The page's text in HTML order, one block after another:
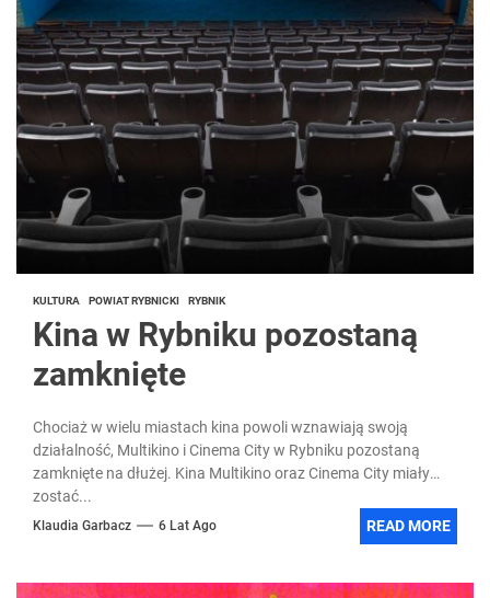
KULTURA POWIAT RYBNICKI RYBNIK
Kina w Rybniku pozostaną
zamknięte
Chociaż w wielu miastach kina powoli wznawiają swoją
działalność, Multikino i Cinema City w Rybniku pozostaną
zamknięte na dłużej. Kina Multikino oraz Cinema City miały
zostać...
Klaudia Garbacz 6 Lat Ago READ MORE